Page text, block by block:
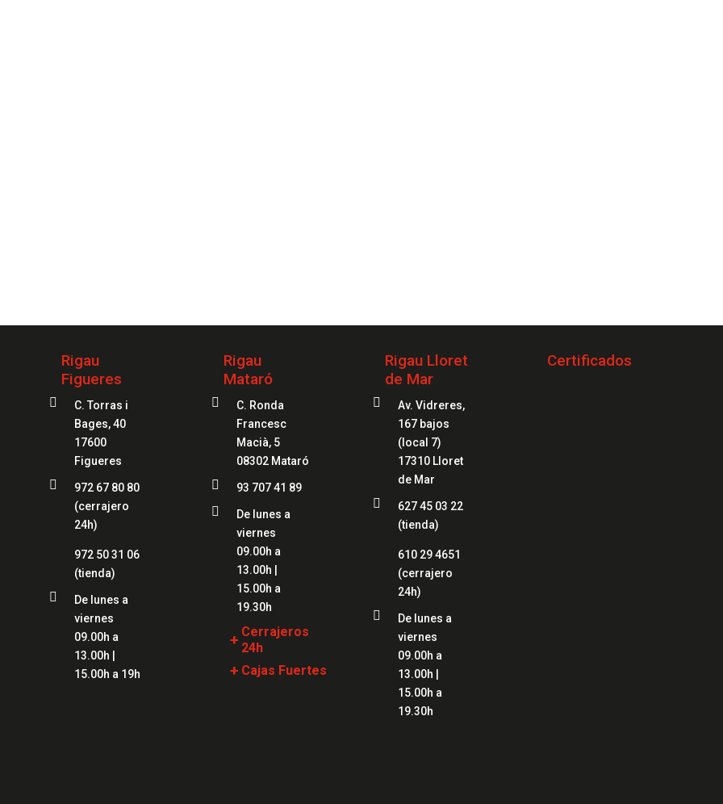
Rigau
Figueres

C. Torras i
Bages, 40
17600
Figueres

972 67 80 80
(cerrajero
24h)
972 50 31 06
(tienda)

De lunes a
viernes
09.00h a
13.00h |
15.00h a 19h
Rigau
Mataró

C. Ronda
Francesc
Macià, 5
08302 Mataró
 93 707 41 89

De lunes a
viernes
09.00h a
13.00h |
15.00h a
19.30h
+ Cerrajeros
24h
Cerrajeros
+ Cajas Fuertes
Rigau Lloret
de Mar

Av. Vidreres,
167 bajos
(local 7)
17310 Lloret
de Mar

627 45 03 22
(tienda)
610 29 4651
(cerrajero
24h)

De lunes a
viernes
09.00h a
13.00h |
15.00h a
19.30h
Certificados